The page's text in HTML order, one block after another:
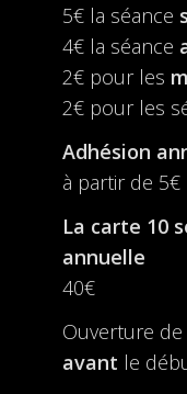
5€ la séance
4€ la séance
2€ pour les
2€ pour les
Adhésion
à partir de 5€
La carte 10
annuelle
40€
Ouverture de
avant le